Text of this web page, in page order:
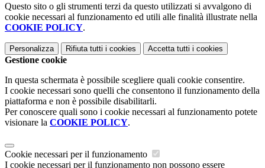
Questo sito o gli strumenti terzi da questo utilizzati si avvalgono di
cookie necessari al funzionamento ed utili alle finalità illustrate nella
COOKIE POLICY.
Personalizza Rifiuta tutti i cookies Accetta tutti i cookies
Gestione cookie
In questa schermata è possibile scegliere quali cookie consentire.
I cookie necessari sono quelli che consentono il funzionamento della
piattaforma e non è possibile disabilitarli.
Per conoscere quali sono i cookie necessari al funzionamento potete
visionare la COOKIE POLICY.
Cookie necessari per il funzionamento
I cookie necessari per il funzionamento non possono essere